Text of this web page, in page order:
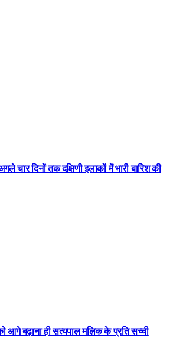
चार दिनों तक दक्षिणी इलाकों में भारी बारिश की
आगे बढ़ाना ही सत्यपाल मलिक के प्रति सच्ची